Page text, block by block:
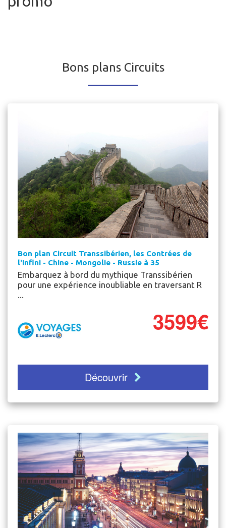
Bons plans Circuits
Bon plan Circuit Transsibérien, les Contrées de
l'Infini - Chine - Mongolie - Russie à 35
Embarquez à bord du mythique Transsibérien
pour une expérience inoubliable en traversant R
...
3599€
Découvrir